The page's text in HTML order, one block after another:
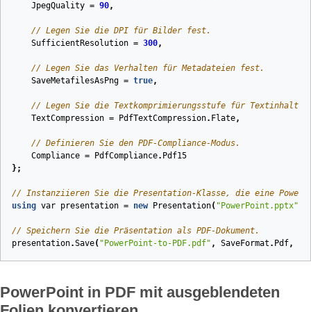
JpegQuality = 90,
// Legen Sie die DPI für Bilder fest.
SufficientResolution = 300,
// Legen Sie das Verhalten für Metadateien fest.
SaveMetafilesAsPng = true,
// Legen Sie die Textkomprimierungsstufe für Textinhalt
TextCompression = PdfTextCompression. Flate,
// Definieren Sie den PDF‑Compliance‑Modus.
Compliance = PdfCompliance. Pdf15
};
// Instanziieren Sie die Presentation‑Klasse, die eine
using var presentation = new Presentation( "PowerPoint.pptx"
// Speichern Sie die Präsentation als PDF‑Dokument.
presentation.Save( "PowerPoint-to-PDF.pdf" , SaveFormat . Pdf,
PowerPoint in PDF mit ausgeblendeten